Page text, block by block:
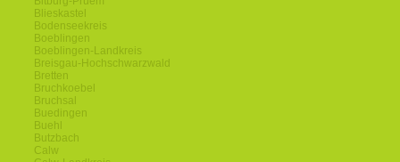
Blieskastel
Bodenseekreis
Boeblingen
Boeblingen-Landkreis
Breisgau-Hochschwarzwald
Bretten
Bruchkoebel
Bruchsal
Buedingen
Buehl
Butzbach
Calw